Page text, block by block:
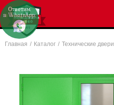
Артикул:
Главная / Каталог / Технические двери
Ответим
в WhatsApp: